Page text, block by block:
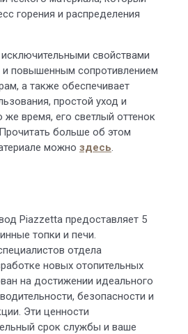
горения и распределения
свойствами
и повышенным сопротивлением
а также обеспечивает
простой уход и
же время, его светлый оттенок
больше об этом
можно здесь.
Piazzetta предоставляет 5
топки и печи.
отдела
новых отопительных
на достижении идеального
безопасности и
Эти ценности
срок службы и ваше